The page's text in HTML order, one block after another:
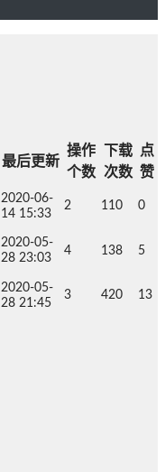
最后更新
操作
个数
下载
次数
点
赞
2020-06-
14 15:33
2 110 0
2020-05-
28 23:03
4 138 5
2020-05-
28 21:45
3 420 13